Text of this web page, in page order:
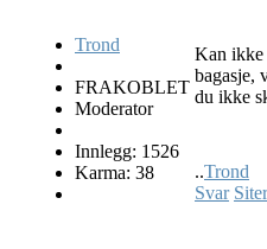
Trond
FRAKOBLET
Moderator
Innlegg: 1526
Karma: 38
Kan ikke
bagasje,
du ikke
..Trond
Svar Siter